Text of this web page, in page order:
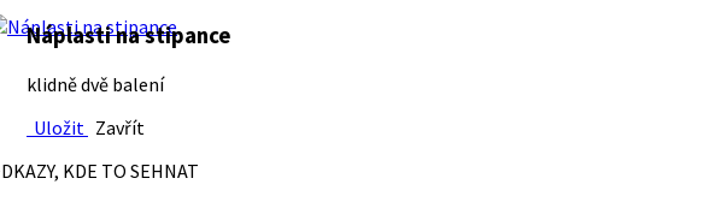
Náplasti na stipance
klidně dvě balení
Uložit Zavřít
KDE TO SEHNAT